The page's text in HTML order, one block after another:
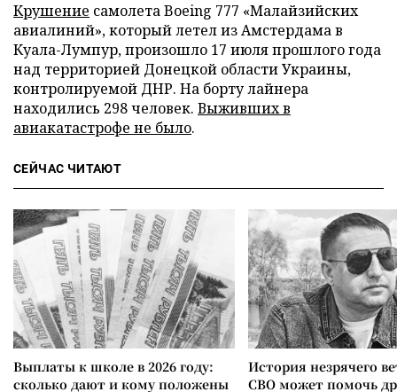
Крушение самолета Boeing 777 «Малайзийских
авиалиний», который летел из Амстердама в
Куала-Лумпур, произошло 17 июля прошлого года
над территорией Донецкой области Украины,
контролируемой ДНР. На борту лайнера
находились 298 человек. Выживших в
авиакатастрофе не было.
СЕЙЧАС ЧИТАЮТ
Выплаты к школе в 2026 году:
сколько дают и кому положены
История незрячего
СВО может помочь